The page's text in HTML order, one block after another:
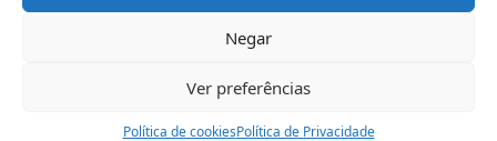
Negar
Ver preferências
Política de cookiesPolítica de Privacidade
Electromaquinas ©2026
contágio - agência criativa
Assistência Ajuda Minha Conta